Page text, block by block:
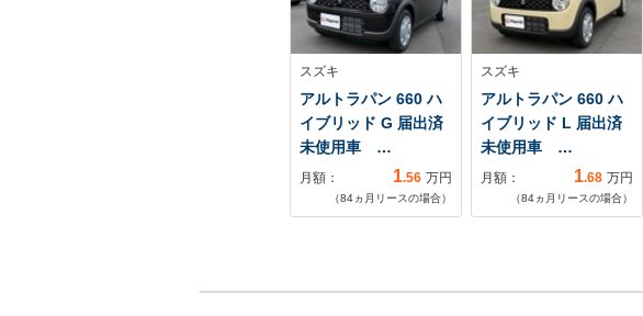
スズキ
アルトラパン 660 ハ
イブリッド G 届出済
未使用車 …
月額： 1.56 万円
（84ヵ月リースの場合）
スズキ
アルトラパン 660 ハ
イブリッド L 届出済
未使用車 …
月額： 1.68 万円
（84ヵ月リースの場合）